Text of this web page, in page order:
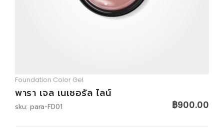
Foundation Color Gel
พารา เจล เนเชอรัล ไลน์
sku: para-FD01 ฿900.00